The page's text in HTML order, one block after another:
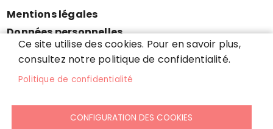
de
page
Mentions légales
Données personnelles
Accessibilité : partiellement conforme
Cookies
Contact
Presse
Ce site utilise des cookies. Pour en savoir plus,
consultez notre politique de confidentialité.
Politique de confidentialité
CONFIGURATION DES COOKIES